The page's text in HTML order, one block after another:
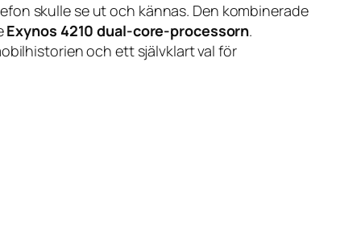
skulle se ut och kännas. Den kombinerade
Exynos 4210 dual-core-processorn.
och ett självklart val för